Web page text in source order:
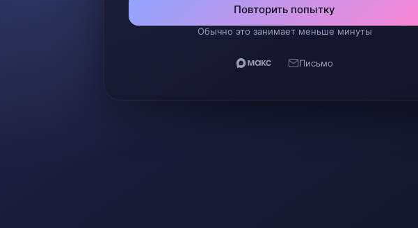
Повторить попытку
Обычно это занимает меньше минуты
Письмо